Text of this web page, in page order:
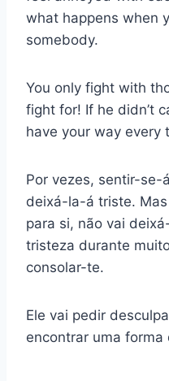
what happens when
somebody.
You only fight with
fight for! If he didn’t
have your way every
Por vezes, sentir-se-
deixá-la-á triste.
para si, não vai
tristeza durante
consolar-te.
Ele vai pedir
encontrar uma